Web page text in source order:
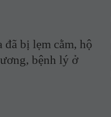
bị lẹm cằm, hộ
bệnh lý ở